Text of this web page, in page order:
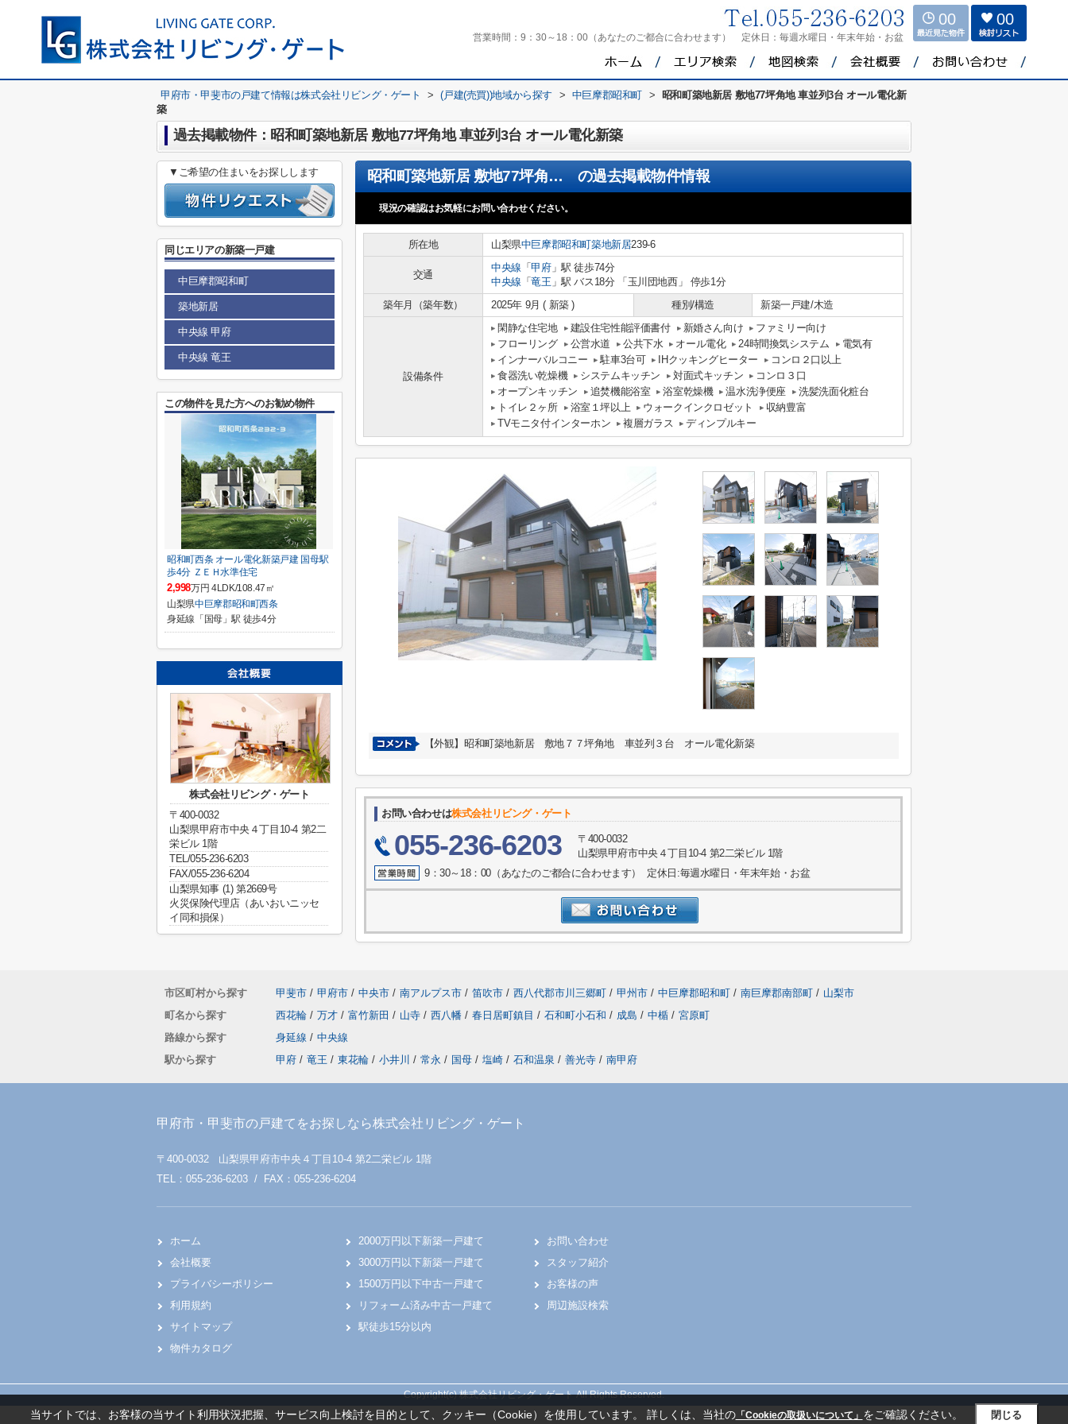
営業時間： 9：30～18：00（あなたのご都合に合わせます） 定休日： 毎週水曜日・年末年始・お盆
00 00
甲府市・甲斐市の戸建て情報は株式会社リビング・ゲート > (戸建(売買))地域から探す > 中巨摩郡昭和町 >
昭和町築地新居 敷地77坪角地 車並列3台 オール電化新
築
過去掲載物件：昭和町築地新居 敷地77坪角地 車並列3台 オール電化新築
昭和町築地新居 敷地77坪角地 車並列3台 オール電化新築 の過去掲載物件情報
現況の確認はお気軽にお問い合わせください。
所在地 山梨県中巨摩郡昭和町築地新居239-6
交通
中央線 「甲府」駅 徒歩74分
中央線 「竜王 」駅 バス18分 「玉川団地西」 停歩1分
築年月（築年数）
2025年 9月 ( 新築 ) 種別/構造 新築一戸建/木造
設備条件
閑静な住宅地 建設住宅性能評価書付 新婚さん向け
ファミリー向け
フローリング
公営水道 公共下水 オール電化 24時間換気システム
電気有
インナーバルコニー
駐車3台可 IHクッキングヒーター
コンロ２口以上
食器洗い乾燥機
システムキッチン 対面式キッチン
コンロ３口
オープンキッチン
追焚機能浴室 浴室乾燥機 温水洗浄便座
洗髪洗面化粧台
トイレ２ヶ所
浴室１坪以上 ウォークインクロゼット
収納豊富
TVモニタ付インターホン
複層ガラス ディンプルキー
【外観】昭和町築地新居 敷地７７坪角地 車並列３台 オール電化新築
お問い合わせは株式会社リビング・ゲート
055-236-6203
〒400-0032
山梨県甲府市中央４丁目10-4 第2二栄ビル 1階
9：30～18：00（あなたのご都合に合わせます） 定休日:毎週水曜日・年末年始・お盆
▼ご希望の住まいをお探しします
同じエリアの新築一戸建
中巨摩郡昭和町
築地新居
中央線 甲府
中央線 竜王
この物件を見た方へのお勧め物件
昭和町西条 オール電化新築戸建 国母駅
歩4分 ＺＥＨ水準住宅
2,998万円 4LDK/108.47㎡
山梨県中巨摩郡昭和町西条
身延線「国母」駅 徒歩4分
株式会社リビング・ゲート
〒400-0032
山梨県甲府市中央４丁目10-4 第2二
栄ビル 1階
TEL/055-236-6203
FAX/055-236-6204
山梨県知事 (1) 第2669号
火災保険代理店（あいおいニッセ
イ同和損保）
市区町村から探す 甲斐市 / 甲府市 / 中央市 / 南アルプス市 / 笛吹市 / 西八代郡市川三郷町 / 甲州市 / 中巨摩郡昭和町 / 南巨摩郡南部町 / 山梨市
町名から探す
西花輪 / 万才 / 富竹新田 / 山寺 / 西八幡 / 春日居町鎮目 / 石和町小石和 / 成島 / 中楯 / 宮原町
路線から探す
身延線 / 中央線
駅から探す
甲府 / 竜王 / 東花輪 / 小井川 / 常永 / 国母 / 塩崎 / 石和温泉 / 善光寺 / 南甲府
甲府市・甲斐市の戸建てをお探しなら株式会社リビング・ゲート
〒400-0032 山梨県甲府市中央４丁目10-4 第2二栄ビル 1階
TEL：055-236-6203 / FAX：055-236-6204
ホーム
会社概要
プライバシーポリシー
利用規約
サイトマップ
物件カタログ
2000万円以下新築一戸建て
3000万円以下新築一戸建て
1500万円以下中古一戸建て
リフォーム済み中古一戸建て
駅徒歩15分以内
お問い合わせ
スタッフ紹介
お客様の声
周辺施設検索
Copyright(c) 株式会社リビング・ゲート All Rights Reserved.
当サイトでは、お客様の当サイト利用状況把握、サービス向上検討を目的として、クッキー（Cookie）を使用しています。 詳しくは、当社の「Cookieの取扱いについて」 をご確認ください。 閉じる